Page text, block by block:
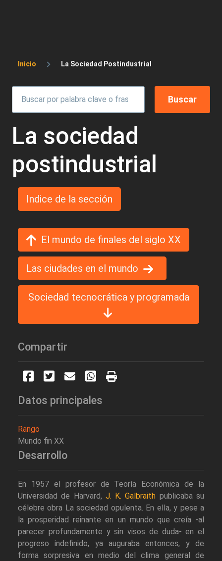
Sobrescribir enlaces de ayuda a la
Inicio La Sociedad Postindustrial
La sociedad
postindustrial
Indice de la sección
El mundo de finales del siglo XX
Las ciudades en el mundo
Sociedad tecnocrática y programada
Compartir
Datos principales
Rango
Mundo fin XX
Desarrollo
En 1957 el profesor de Teoría Económica de la
Universidad de Harvard, J. K. Galbraith publicaba su
célebre obra La sociedad opulenta. En ella, y pese a
la prosperidad reinante en un mundo que creía -al
parecer profundamente y sin visos de duda- en el
progreso indefinido, ya auguraba entonces, y de
forma sorpresiva en medio del clima general de